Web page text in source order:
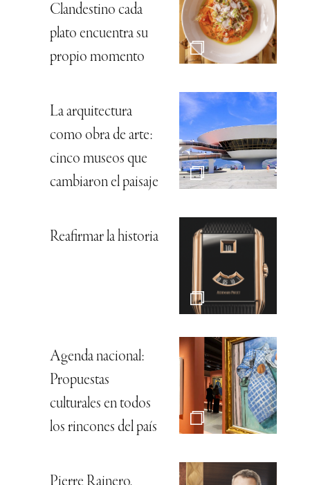
Clandestino cada
plato encuentra su
propio momento
La arquitectura
como obra de arte:
cinco museos que
cambiaron el paisaje
Reafirmar la historia
Agenda nacional:
Propuestas
culturales en todos
los rincones del país